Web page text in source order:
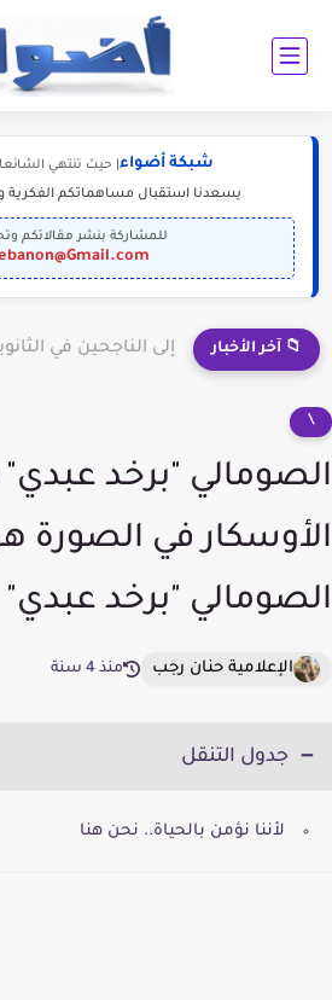
شبكة أضواء | حيث تنتهي
يسعدنا استقبال مساهماتكم الفكرية
للمشاركة بنشر مقالاتكم
📁 آخر الأخبار
\
الصومالي "برخد
الأوسكار في الصورة
الصومالي "برخد عبدي"
الإعلامية حنان رجب منذ 4 سنة
جدول التنقل
لأننا نؤمن بالحياة.. نحن هنا